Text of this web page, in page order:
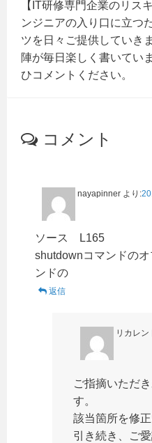
【IT研修専門企業のリス
ンジニアの入り口に立つ
ツを日々ご提供していき
陣が毎日楽しく書いてい
ひコメントください。
コメント
nayapinner より:
ソース L165
shutdownコマンドの
ンドの
返信
リカレン
ご指摘いただ
す。
該当箇所を修正
引き続き、ご